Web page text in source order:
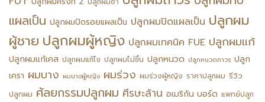
แผลเป็น ปลูกผมปิดรอยแผลเป็น ปลูกผมปิดแผลเป็น ปลูกผม
ผู้ชาย ปลูกผมผู้หญิง ปลูกผมเทคนิค FUE ปลูกผมแก้
ปลูกผมแก้เคส ปลูกผมแก้ไข ปลูกผมไม่ขึ้น ปลูกหนวด ปลูกหนวดถาวร ปลูก
เครา ผมบาง ผมบางผู้หญิง ผมร่วง ผมร่วงผู้หญิง ราคาปลูกผม รีวิว
ปลูกผม ศัลยกรรมปลูกผม ศีรษะล้าน อเมริกัน บอร์ด แพทย์ปลูก